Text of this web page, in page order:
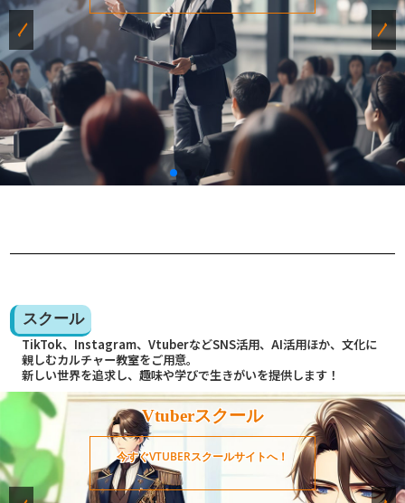
スクール
TikTok、Instagram、VtuberなどSNS活用、AI活用ほか、文化に
親しむカルチャー教室をご用意。
新しい世界を追求し、趣味や学びで生きがいを提供します！
Vtuberスクール
今すぐVTUBERスクールサイトへ！